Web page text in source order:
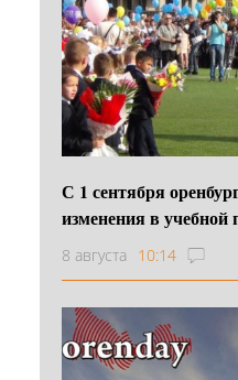
С 1 сентября
изменения в учебной
8 августа 10:14